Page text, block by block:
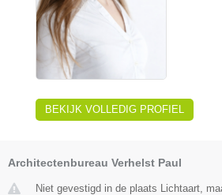
BEKIJK VOLLEDIG PROFIEL
Architectenbureau Verhelst Paul
Niet gevestigd in de plaats Lichtaart,